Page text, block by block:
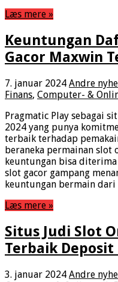
Læs mere »
Keuntungan
Gacor Maxwin
7. januar 2024 Andre
Finans, Computer- &
Pragmatic Play sebagai
2024 yang punya
terbaik terhadap
beraneka permainan slot
keuntungan bisa
slot gacor gampang
keuntungan bermain
Læs mere »
Situs Judi Slot
Terbaik Deposit
3. januar 2024 Andre